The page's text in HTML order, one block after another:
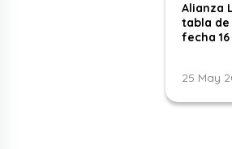
Alianza
tabla de
fecha
25 May